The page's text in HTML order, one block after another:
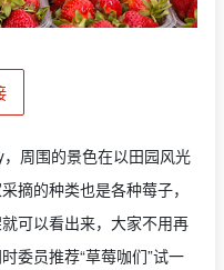
周围的景色在以田园风光
摘的种类也是各种莓子，
可以看出来，大家不用再
委员推荐“草莓咖们”试一